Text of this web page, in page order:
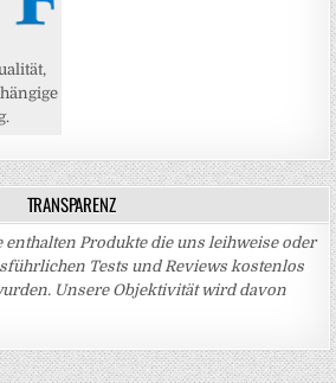
TRANSPARENZ
Produkte die uns leihweise oder
Tests und Reviews kostenlos
Unsere Objektivität wird davon